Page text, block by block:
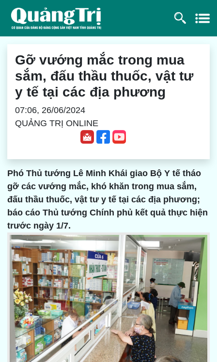
Gỡ vướng mắc trong mua
sắm, đấu thầu thuốc, vật tư
y tế tại các địa phương
07:06, 26/06/2024
QUẢNG TRỊ ONLINE
Phó Thủ tướng Lê Minh Khái giao Bộ Y tế tháo
gỡ các vướng mắc, khó khăn trong mua sắm,
đấu thầu thuốc, vật tư y tế tại các địa phương;
báo cáo Thủ tướng Chính phủ kết quả thực hiện
trước ngày 1/7.